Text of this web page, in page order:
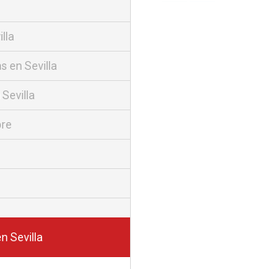
en Sevilla
Sevilla